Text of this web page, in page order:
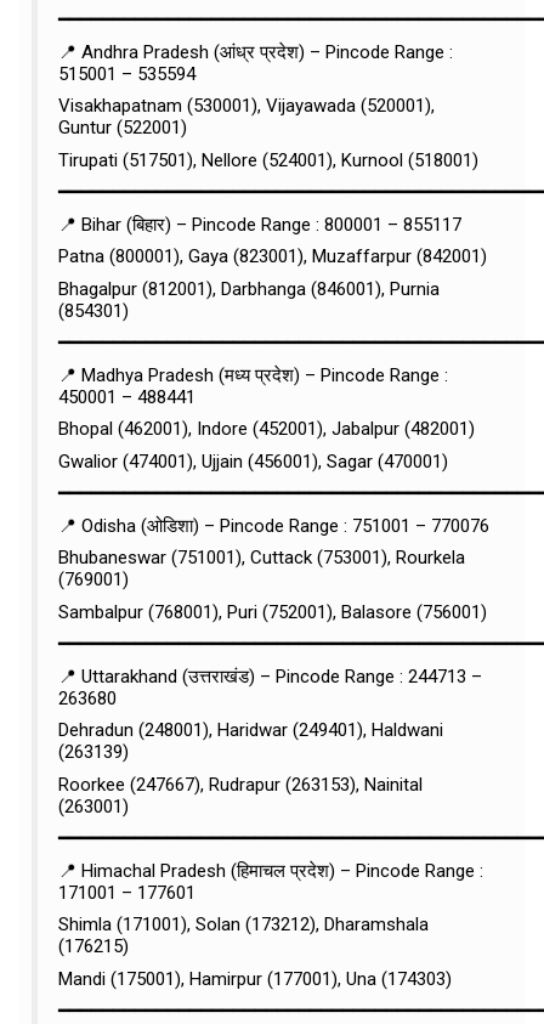
📍 Andhra Pradesh (आंध्र प्रदेश) – Pincode Range :
515001 – 535594
Visakhapatnam (530001), Vijayawada (520001),
Guntur (522001)
Tirupati (517501), Nellore (524001), Kurnool (518001)
📍 Bihar (बिहार) – Pincode Range : 800001 – 855117
Patna (800001), Gaya (823001), Muzaffarpur (842001)
Bhagalpur (812001), Darbhanga (846001), Purnia
(854301)
📍 Madhya Pradesh (मध्य प्रदेश) – Pincode Range :
450001 – 488441
Bhopal (462001), Indore (452001), Jabalpur (482001)
Gwalior (474001), Ujjain (456001), Sagar (470001)
📍 Odisha (ओडिशा) – Pincode Range : 751001 – 770076
Bhubaneswar (751001), Cuttack (753001), Rourkela
(769001)
Sambalpur (768001), Puri (752001), Balasore (756001)
📍 Uttarakhand (उत्तराखंड) – Pincode Range : 244713 –
263680
Dehradun (248001), Haridwar (249401), Haldwani
(263139)
Roorkee (247667), Rudrapur (263153), Nainital
(263001)
📍 Himachal Pradesh (हिमाचल प्रदेश) – Pincode Range :
171001 – 177601
Shimla (171001), Solan (173212), Dharamshala
(176215)
Mandi (175001), Hamirpur (177001), Una (174303)